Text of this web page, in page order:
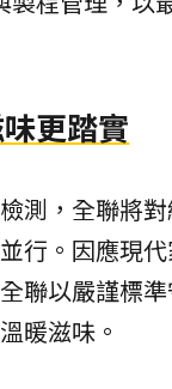
更踏實
測，全聯將
行。因應現
聯以嚴謹標準
暖滋味。